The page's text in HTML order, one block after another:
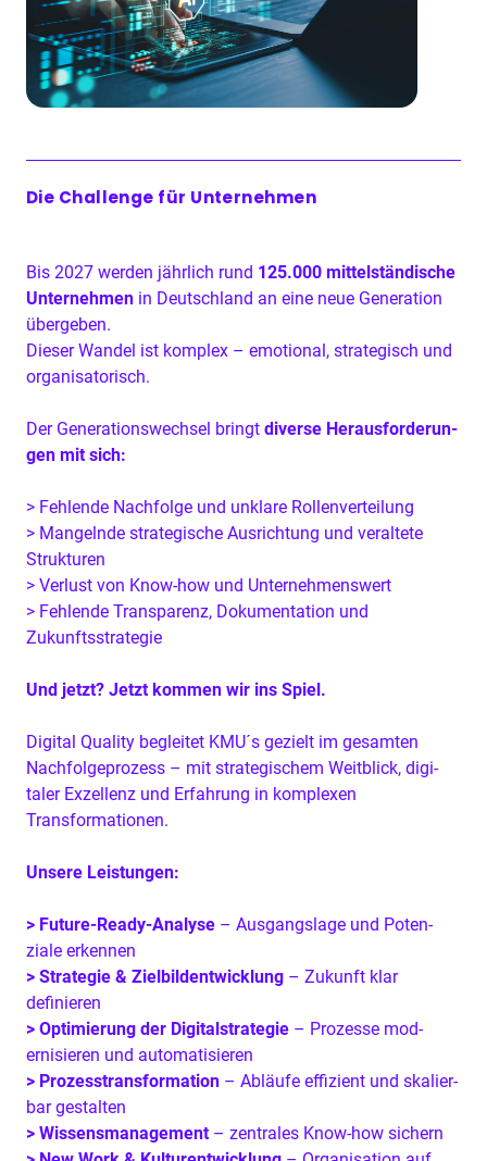
Die Challenge für Unternehmen
Bis 2027 wer­den jährlich rund 125.000 mit­tel­ständis­che
Unternehmen in Deutsch­land an eine neue Gen­er­a­tion
übergeben.
Dieser Wan­del ist kom­plex – emo­tion­al, strate­gisch und
organisatorisch.
Der Gen­er­a­tionswech­sel bringt diverse Her­aus­forderun­
gen mit sich:
> Fehlende Nach­folge und unklare Rollenverteilung
> Man­gel­nde strate­gis­che Aus­rich­tung und ver­al­tete
Strukturen
> Ver­lust von Know-how und Unternehmenswert
> Fehlende Trans­parenz, Doku­men­ta­tion und
Zukunftsstrategie
Und jet­zt? Jet­zt kom­men wir ins Spiel.
Dig­i­tal Qual­i­ty begleit­et KMU´s gezielt im gesamten
Nach­fol­ge­prozess – mit strate­gis­chem Weit­blick, dig­i­
taler Exzel­lenz und Erfahrung in kom­plex­en
Transformationen.
Unsere Leis­tun­gen:
> Future-Ready-Analyse – Aus­gangslage und Poten­
ziale erkennen
> Strate­gie & Ziel­bilden­twick­lung – Zukun­ft klar
definieren
> Opti­mierung der Dig­i­tal­strate­gie – Prozesse mod­
ernisieren und automatisieren
> Prozesstrans­for­ma­tion – Abläufe effizient und skalier­
bar gestalten
> Wis­sens­man­age­ment– zen­trales Know-how sichern